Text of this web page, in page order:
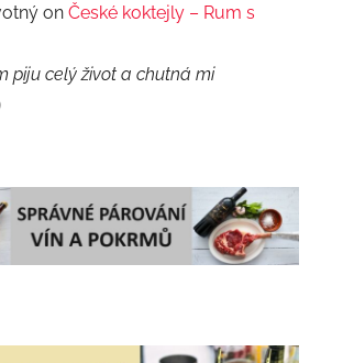
on České koktejly – Rum s
piju celý život a chutná mi